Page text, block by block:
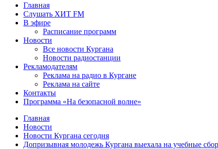
Главная
Слушать ХИТ FM
В эфире
Расписание программ
Новости
Все новости Кургана
Новости радиостанции
Рекламодателям
Реклама на радио в Кургане
Реклама на сайте
Контакты
Программа «На безопасной волне»
Главная
Новости
Новости Кургана сегодня
Допризывная молодежь Кургана выехала на учебные